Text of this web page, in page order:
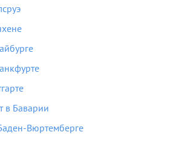
в Баварии
Вюртемберге